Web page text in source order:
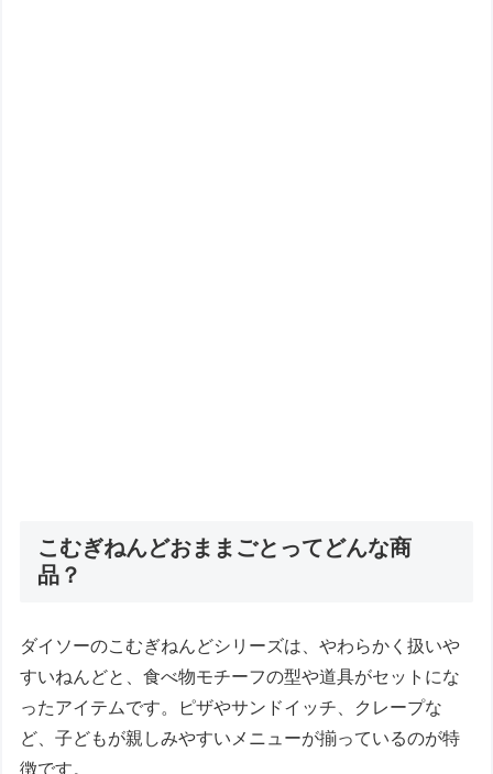
こむぎねんどおままごとってどんな商
品？
ダイソーのこむぎねんどシリーズは、やわらかく扱いや
すいねんどと、食べ物モチーフの型や道具がセットにな
ったアイテムです。ピザやサンドイッチ、クレープな
ど、子どもが親しみやすいメニューが揃っているのが特
徴です。